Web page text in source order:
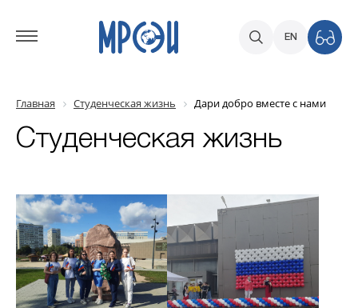
EN
Главная Студенческая жизнь Дари добро вместе с нами
Студенческая жизнь